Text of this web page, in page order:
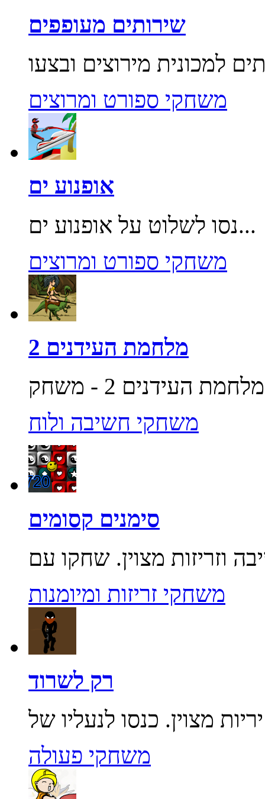
שירותים מעופפים
משחקי ספורט ומרוצים
אופנוע ים
נסו לשלוט על אופנוע ים...
משחקי ספורט ומרוצים
מלחמת העידנים 2
משחקי חשיבה ולוח
סימנים קסומים
משחקי זריזות ומיומנות
רק לשרוד
משחקי פעולה